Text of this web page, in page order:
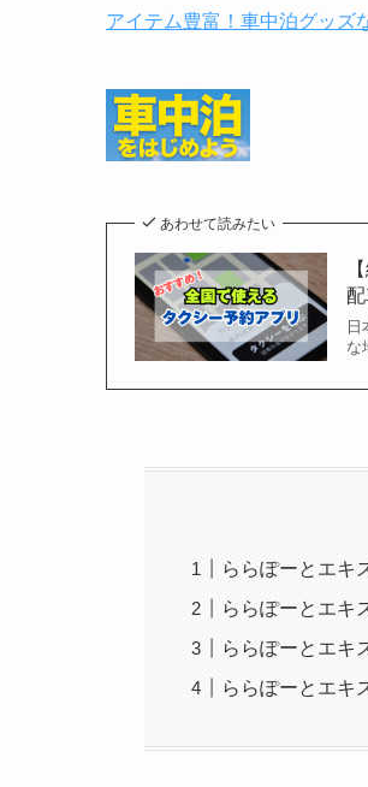
アイテム豊富！車中泊グッズ
あわせて読みたい
な
ららぽーとエキ
ららぽーとエキ
ららぽーとエキ
ららぽーとエキ